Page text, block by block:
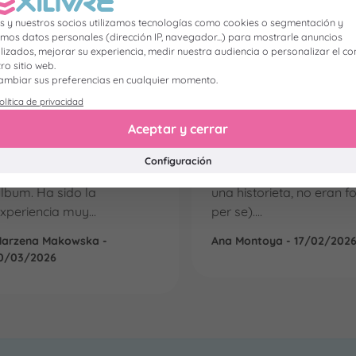
atención al
destacar la
cliente. La rapidez con la
que responden a los emails.
Ha sido la
muy...
Makowska -
03/2026
producto final
hora de crear mi libro
una historieta, no eran
per se)....
Ana Montoya - 17/02/2026
y nuestros socios utilizamos tecnologías como cookies o segmentación y
datos personales (dirección IP, navegador...) para mostrarle anuncios
mejorar su experiencia, medir nuestra audiencia o personalizar el
sitio web.
sus preferencias en cualquier momento.
de privacidad
Aceptar y cerrar
Configuración